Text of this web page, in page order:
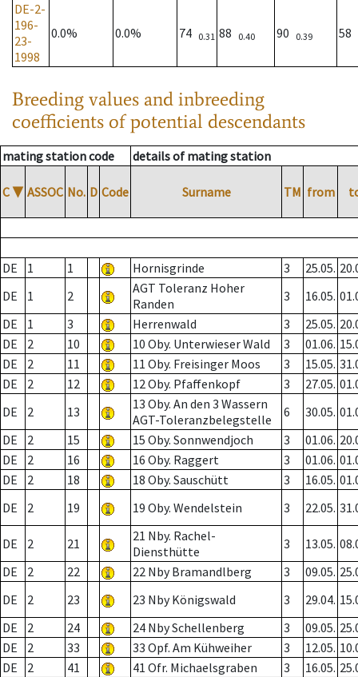
DE-2-
196-
23-
1998
0.0% 0.0% 74 0.31 88 0.40 90 0.39 58
Breeding values and inbreeding
coefficients of potential descendants
mating station code details of mating station
C ▼ ASSOC No. D Code Surname TM from
DE 1 1 Hornisgrinde 3 25.05.
DE
1 2
AGT Toleranz Hoher
Randen
3 16.05.
DE
1 3 Herrenwald 3 25.05.
DE
2 10 10 Oby. Unterwieser Wald 3 01.06.
DE
2 11 11 Oby. Freisinger Moos 3 15.05.
DE
2 12 12 Oby. Pfaffenkopf 3 27.05.
DE
2 13
13 Oby. An den 3 Wassern
AGT-Toleranzbelegstelle
6 30.05.
DE
2 15 15 Oby. Sonnwendjoch 3 01.06.
DE
2 16 16 Oby. Raggert 3 01.06.
DE
2 18 18 Oby. Sauschütt 3 16.05.
DE
2 19 19 Oby. Wendelstein 3 22.05.
DE 2 21
21 Nby. Rachel-
Diensthütte
3 13.05.
DE
2 22 22 Nby Bramandlberg 3 09.05.
DE
2 23 23 Nby Königswald 3 29.04.
DE
2 24 24 Nby Schellenberg 3 09.05.
DE
2 33 33 Opf. Am Kühweiher 3 12.05.
DE
2 41 41 Ofr. Michaelsgraben 3 16.05.